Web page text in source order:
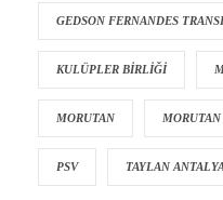
GEDSON FERNANDES
KULÜPLER BIRLIĞI
MORUTAN MORUTAN
PSV TAYLAN